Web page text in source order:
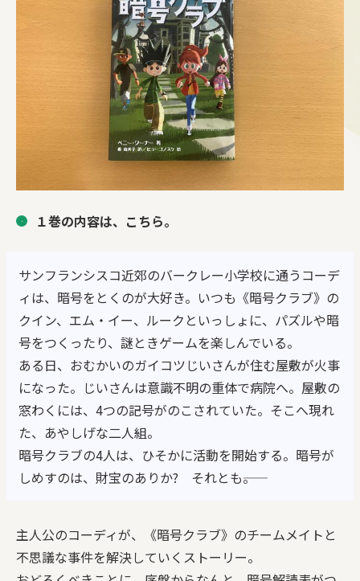
１巻の内容は、こちら。
サンフランシスコ近郊のバークレー小学校に通うコーデ
ィは、暗号をとくのが大好き。いつも《暗号クラブ》の
クイン、エム・イー、ルークといっしょに、パズルや暗
号をつくったり、謎ときゲームを楽しんでいる。
ある日、おむかいのガイコツじいさんが住む屋敷が火事
になった。じいさんは意識不明の重体で病院へ。屋敷の
窓わくには、4つの記号がのこされていた。そこへ現れ
た、あやしげな二人組。
暗号クラブの4人は、ひそかに活動を開始する。暗号が
しめすのは、財宝のありか? それとも――。
主人公のコーディが、《暗号クラブ》のチームメイトと
不思議な事件を解決していくストーリー。